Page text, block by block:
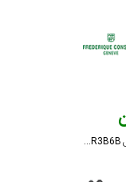
ساعت مچی فردریک کنستانت مدل FC-530GR3B6B